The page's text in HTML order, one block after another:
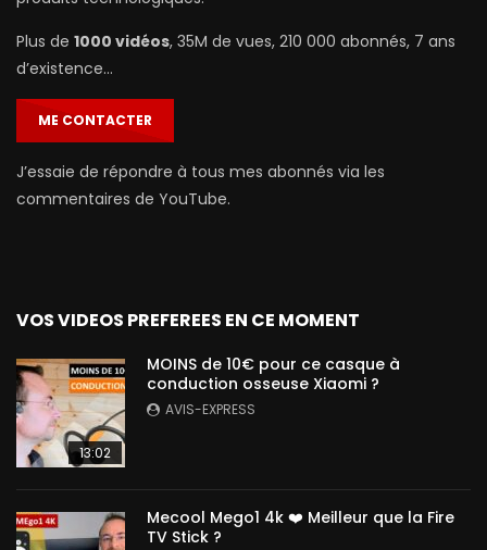
Plus de 1000 vidéos, 35M de vues, 210 000 abonnés, 7 ans
d’existence…
ME CONTACTER
J’essaie de répondre à tous mes abonnés via les
commentaires de YouTube.
VOS VIDEOS PREFEREES EN CE MOMENT
13:02
MOINS de 10€ pour ce casque à
conduction osseuse Xiaomi ?
AVIS-EXPRESS
Mecool Mego1 4k ❤️ Meilleur que la Fire
TV Stick ?